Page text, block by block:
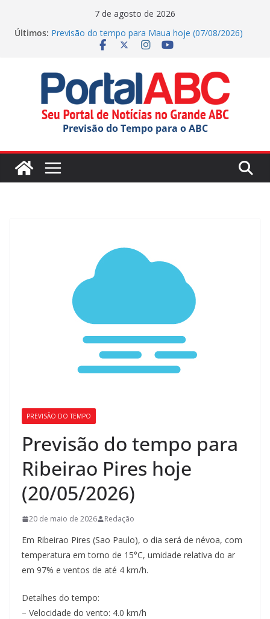
7 de agosto de 2026
Últimos: Previsão do tempo para Maua hoje (07/08/2026)
Agenda Cultural traz de música e teatro gratuito no
Previsão do tempo para Rio Grande Da Serra hoje
(07/08/2026)
Previsão do tempo para Ribeirao Pires hoje
(07/08/2026)
Previsão do tempo para Diadema hoje
(07/08/2026)
Previsão do Tempo para o ABC
PREVISÃO DO TEMPO
Previsão do tempo para
Ribeirao Pires hoje
(20/05/2026)
20 de maio de 2026 Redação
Em Ribeirao Pires (Sao Paulo), o dia será de névoa, com
temperatura em torno de 15°C, umidade relativa do ar
em 97% e ventos de até 4 km/h.
Detalhes do tempo:
– Velocidade do vento: 4.0 km/h